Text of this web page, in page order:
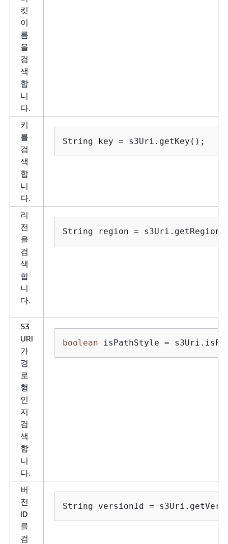
킷
이
름
을
검
색
합
니
다.
키
를
검
색
합
니
다.
String key = s3Uri.getKey();
리
전
을
검
색
합
니
다.
String region =
S3
URI
가
경
로
형
인
지
검
색
합
니
다.
boolean isPathStyle =
버
전
ID
를
검
String versionId =